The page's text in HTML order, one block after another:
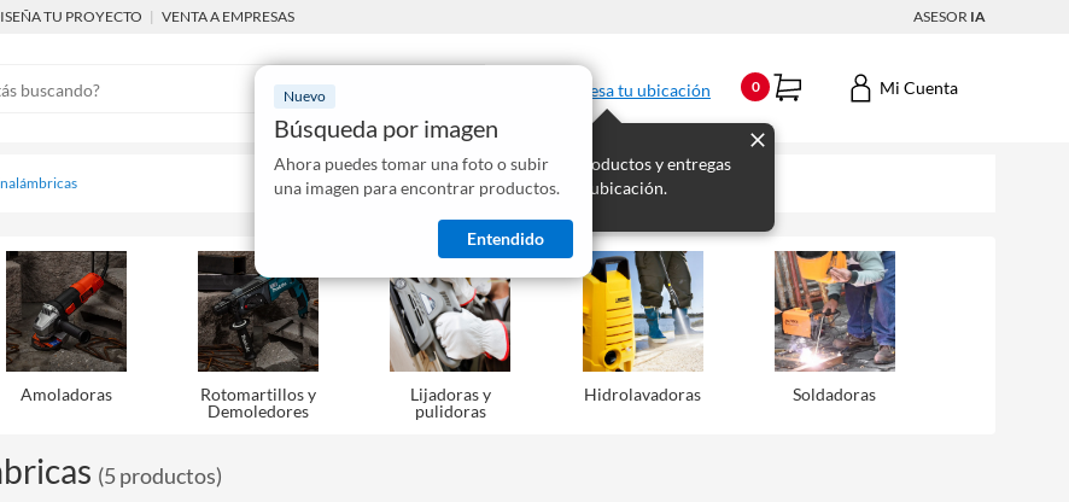
TU PROYECTO | VENTA A EMPRESAS ASESOR IA
Nuevo
Búsqueda por imagen
Ahora puedes tomar una foto o subir
una imagen para encontrar productos.
Entendido
Ingresa tu ubicación
Mostraremos los productos y entregas
disponibles para tu ubicación.
0 Mi Cuenta
Amoladoras
Rotomartillos y
Demoledores
Lijadoras y
pulidoras
Hidrolavadoras Soldadoras
(5productos)